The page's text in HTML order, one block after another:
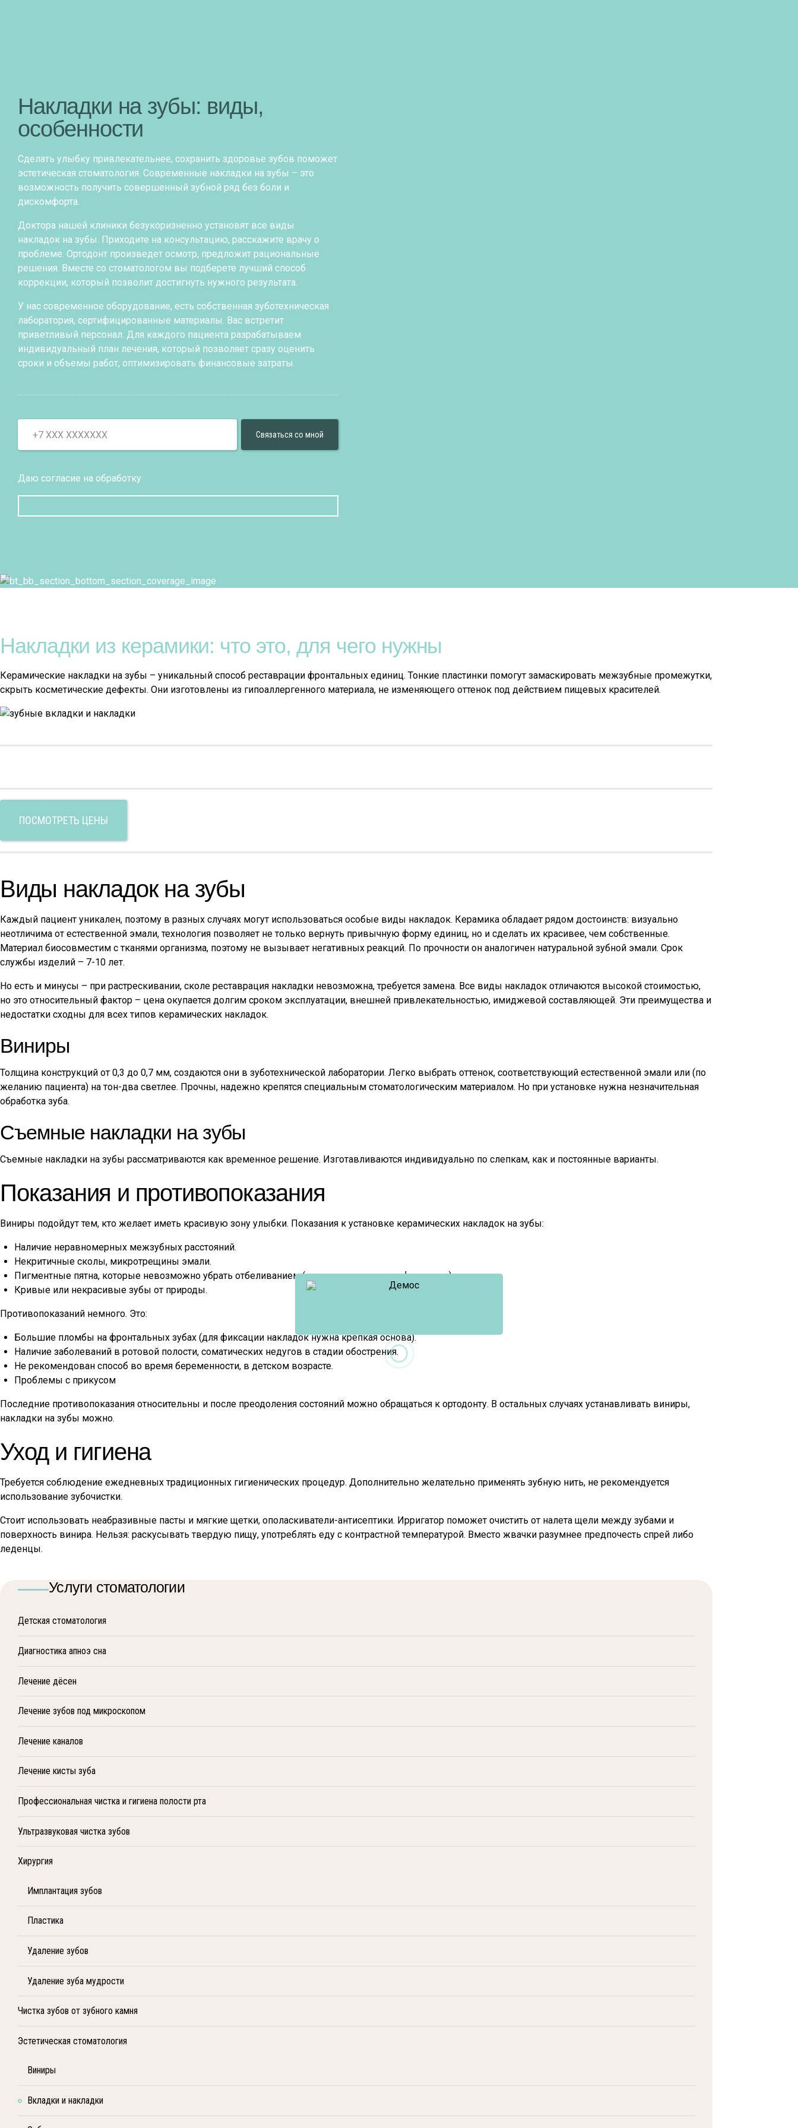
Накладки на зубы: виды,
особенности
Сделать улыбку привлекательнее, сохранить здоровье зубов поможет
эстетическая стоматология. Современные накладки на зубы – это
возможность получить совершенный зубной ряд без боли и
дискомфорта.
Доктора нашей клиники безукоризненно установят все виды
накладок на зубы. Приходите на консультацию, расскажите врачу о
проблеме. Ортодонт произведет осмотр, предложит рациональные
решения. Вместе со стоматологом вы подберете лучший способ
коррекции, который позволит достигнуть нужного результата.
У нас современное оборудование, есть собственная зуботехническая
лаборатория, сертифицированные материалы. Вас встретит
приветливый персонал. Для каждого пациента разрабатываем
индивидуальный план лечения, который позволяет сразу оценить
сроки и объемы работ, оптимизировать финансовые затраты.
Даю согласие на обработку
Накладки из керамики: что это, для чего нужны
Керамические накладки на зубы – уникальный способ реставрации фронтальных единиц. Тонкие пластинки помогут замаскировать межзубные промежутки,
скрыть косметические дефекты. Они изготовлены из гипоаллергенного материала, не изменяющего оттенок под действием пищевых красителей.
ПОСМОТРЕТЬ ЦЕНЫ
Виды накладок на зубы
Каждый пациент уникален, поэтому в разных случаях могут использоваться особые виды накладок. Керамика обладает рядом достоинств: визуально
неотличима от естественной эмали, технология позволяет не только вернуть привычную форму единиц, но и сделать их красивее, чем собственные.
Материал биосовместим с тканями организма, поэтому не вызывает негативных реакций. По прочности он аналогичен натуральной зубной эмали. Срок
службы изделий – 7-10 лет.
Но есть и минусы – при растрескивании, сколе реставрация накладки невозможна, требуется замена. Все виды накладок отличаются высокой стоимостью,
но это относительный фактор – цена окупается долгим сроком эксплуатации, внешней привлекательностью, имиджевой составляющей. Эти преимущества и
недостатки сходны для всех типов керамических накладок.
Виниры
Толщина конструкций от 0,3 до 0,7 мм, создаются они в зуботехнической лаборатории. Легко выбрать оттенок, соответствующий естественной эмали или (по
желанию пациента) на тон-два светлее. Прочны, надежно крепятся специальным стоматологическим материалом. Но при установке нужна незначительная
обработка зуба.
Съемные накладки на зубы
Съемные накладки на зубы рассматриваются как временное решение. Изготавливаются индивидуально по слепкам, как и постоянные варианты.
Показания и противопоказания
Виниры подойдут тем, кто желает иметь красивую зону улыбки. Показания к установке керамических накладок на зубы:
Наличие неравномерных межзубных расстояний.
Некритичные сколы, микротрещины эмали.
Пигментные пятна, которые невозможно убрать отбеливанием (например, следствие флюороза).
Кривые или некрасивые зубы от природы.
Противопоказаний немного. Это:
Большие пломбы на фронтальных зубах (для фиксации накладок нужна крепкая основа).
Наличие заболеваний в ротовой полости, соматических недугов в стадии обострения.
Не рекомендован способ во время беременности, в детском возрасте.
Проблемы с прикусом
Последние противопоказания относительны и после преодоления состояний можно обращаться к ортодонту. В остальных случаях устанавливать виниры,
накладки на зубы можно.
Уход и гигиена
Требуется соблюдение ежедневных традиционных гигиенических процедур. Дополнительно желательно применять зубную нить, не рекомендуется
использование зубочистки.
Стоит использовать неабразивные пасты и мягкие щетки, ополаскиватели-антисептики. Ирригатор поможет очистить от налета щели между зубами и
поверхность винира. Нельзя: раскусывать твердую пищу, употреблять еду с контрастной температурой. Вместо жвачки разумнее предпочесть спрей либо
леденцы.
Услуги стоматологии
Детская стоматология
Диагностика апноэ сна
Лечение дёсен
Лечение зубов под микроскопом
Лечение каналов
Лечение кисты зуба
Профессиональная чистка и гигиена полости рта
Ультразвуковая чистка зубов
Хирургия
Имплантация зубов
Пластика
Удаление зубов
Удаление зуба мудрости
Чистка зубов от зубного камня
Эстетическая стоматология
Виниры
Вкладки и накладки